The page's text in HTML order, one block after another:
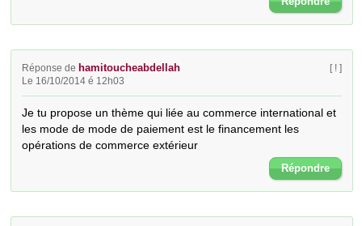
Réponse de hamitoucheabdellah
Le 16/10/2014 é 12h03
[ ! ]
Je tu propose un thème qui liée au commerce international et
les mode de mode de paiement est le financement les
opérations de commerce extérieur
Répondre